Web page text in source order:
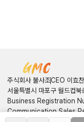
주식회사 불사조CEO 이효찬
서울특별시 마포구 월드컵
Business Registration
Communication Sales